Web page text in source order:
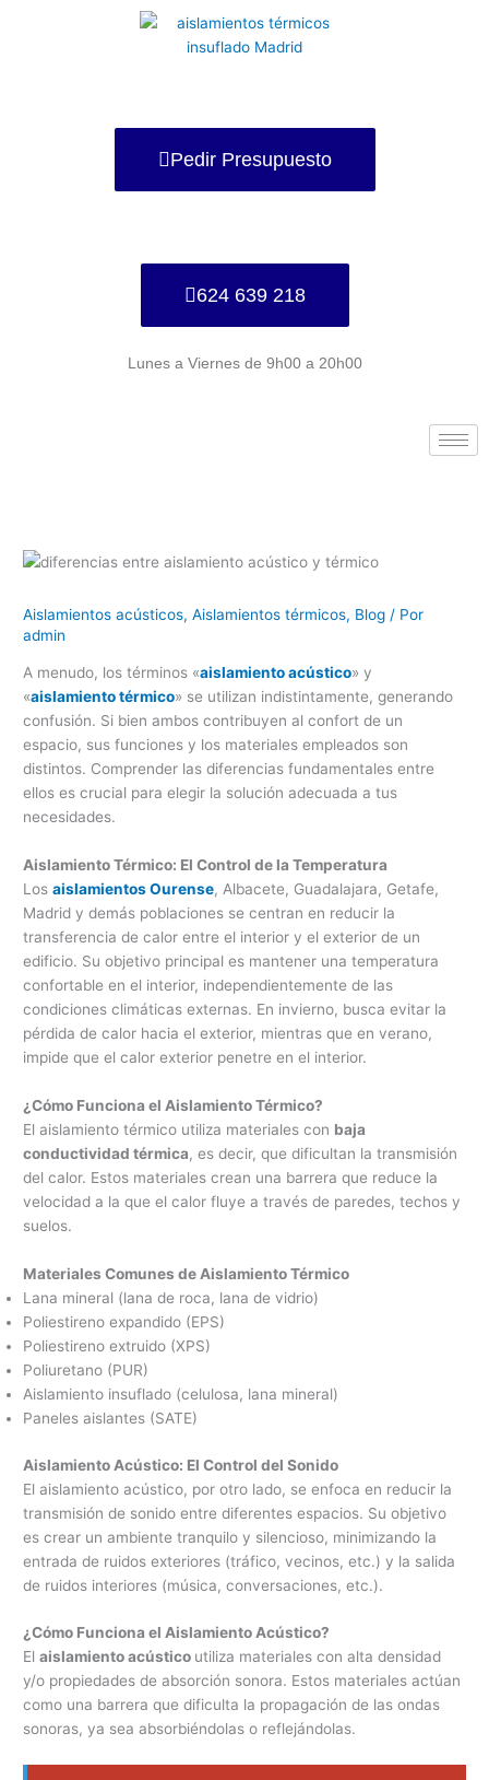
Pedir Presupuesto
624 639 218
Lunes a Viernes de 9h00 a 20h00
Aislamientos acústicos,Aislamientos térmicos, Blog / Por
admin
A menudo, los términos «aislamiento acústico» y
«aislamiento térmico» se utilizan indistintamente, generando
confusión. Si bien ambos contribuyen al confort de un
espacio, sus funciones y los materiales empleados son
distintos. Comprender las diferencias fundamentales entre
ellos es crucial para elegir la solución adecuada a tus
necesidades.
Aislamiento Térmico: El Control de la Temperatura
Losaislamientos Ourense, Albacete, Guadalajara, Getafe,
Madrid y demás poblaciones se centran en reducir la
transferencia de calor entre el interior y el exterior de un
edificio. Su objetivo principal es mantener una temperatura
confortable en el interior, independientemente de las
condiciones climáticas externas. En invierno, busca evitar la
pérdida de calor hacia el exterior, mientras que en verano,
impide que el calor exterior penetre en el interior.
¿Cómo Funciona el Aislamiento Térmico?
El aislamiento térmico utiliza materiales con baja
conductividad térmica, es decir, que dificultan la transmisión
del calor. Estos materiales crean una barrera que reduce la
velocidad a la que el calor fluye a través de paredes, techos y
suelos.
Materiales Comunes de Aislamiento Térmico
Lana mineral (lana de roca, lana de vidrio)
Poliestireno expandido (EPS)
Poliestireno extruido (XPS)
Poliuretano (PUR)
Aislamiento insuflado (celulosa, lana mineral)
Paneles aislantes (SATE)
Aislamiento Acústico: El Control del Sonido
El aislamiento acústico, por otro lado, se enfoca en reducir la
transmisión de sonido entre diferentes espacios. Su objetivo
es crear un ambiente tranquilo y silencioso, minimizando la
entrada de ruidos exteriores (tráfico, vecinos, etc.) y la salida
de ruidos interiores (música, conversaciones, etc.).
¿Cómo Funciona el Aislamiento Acústico?
Elaislamiento acústico utiliza materiales con alta densidad
y/o propiedades de absorción sonora. Estos materiales actúan
como una barrera que dificulta la propagación de las ondas
sonoras, ya sea absorbiéndolas o reflejándolas.